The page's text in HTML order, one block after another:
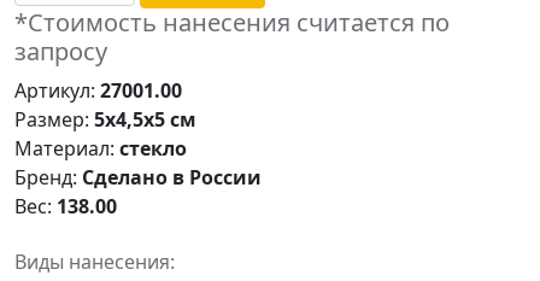
*Стоимость нанесения считается по
запросу
Артикул: 27001.00
Размер: 5х4,5х5 см
Материал: стекло
Бренд: Сделано в России
Вес: 138.00
Виды нанесения: